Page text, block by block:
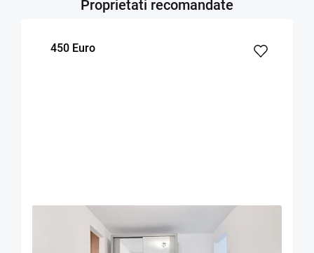
Proprietati recomandate
450 Euro
COMISION 50%
Apartament doua camere mobilat zona Onix